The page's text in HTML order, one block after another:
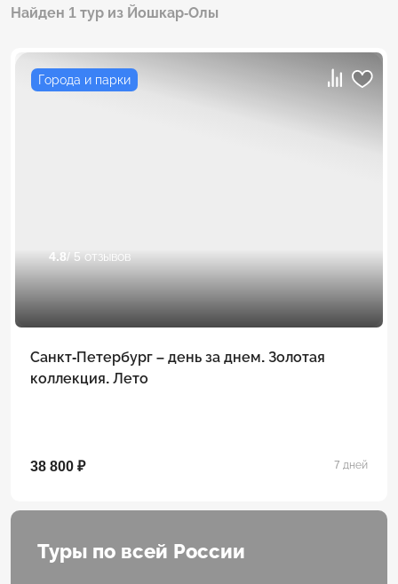
Найден 1 тур из Йошкар-Олы
Города и парки
4.8/ 5 отзывов
Санкт-Петербург – день за днем. Золотая
коллекция. Лето
38 800 ₽ 7 дней
Туры по всей России